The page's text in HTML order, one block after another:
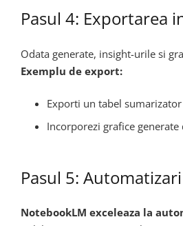
Pasul 4: Exportarea
Odata generate, insight-urile si
Exemplu de export:
Exporti un tabel
Incorporezi grafice
Pasul 5:
NotebookLM exceleaza la